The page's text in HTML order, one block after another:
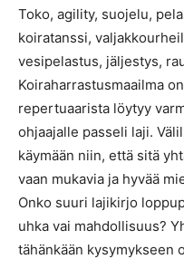
Toko, agility, suojelu,
koiratanssi,
vesipelastus, jäljestys,
Koiraharrastusmaailma
repertuaarista löytyy
ohjaajalle passeli laji.
käymään niin, että sitä
vaan mukavia ja hyvää
Onko suuri lajikirjo
uhka vai mahdollisuus?
tähänkään kysymykseen